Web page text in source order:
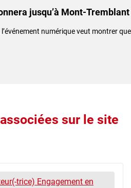
jusqu’à Mont-Tremblant
numérique veut montrer que
sur le site
trice) Engagement en